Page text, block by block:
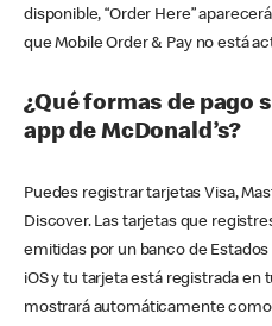
disponible, “Order Here”
que Mobile Order & Pay no está
¿Qué formas de pago
app de McDonald’s?
Puedes registrar tarjetas Visa,
Discover. Las tarjetas que
emitidas por un banco de
iOS y tu tarjeta está registrada en
mostrará automáticamente como